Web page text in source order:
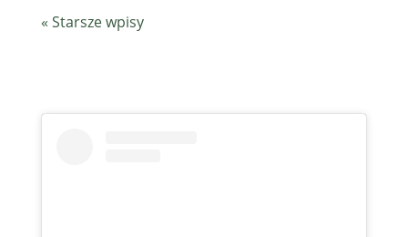
« Starsze wpisy